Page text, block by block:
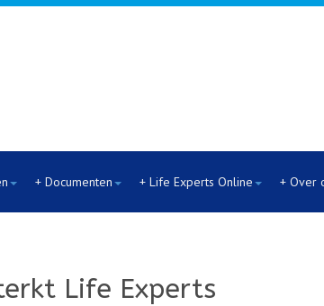
+ Documenten + Life Experts Online + Over
Life Experts